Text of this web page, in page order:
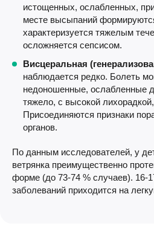
истощенных, ослабленных,
месте высыпаний
характеризуется тяжелым
осложняется сепсисом.
Висцеральная
наблюдается редко. Болеть
недоношенные, ослабленные
тяжело, с высокой
Присоединяются признаки
органов.
По данным исследователей, у
ветрянка преимущественно
форме (до 73-74 % случаев). 16-
заболеваний приходится на